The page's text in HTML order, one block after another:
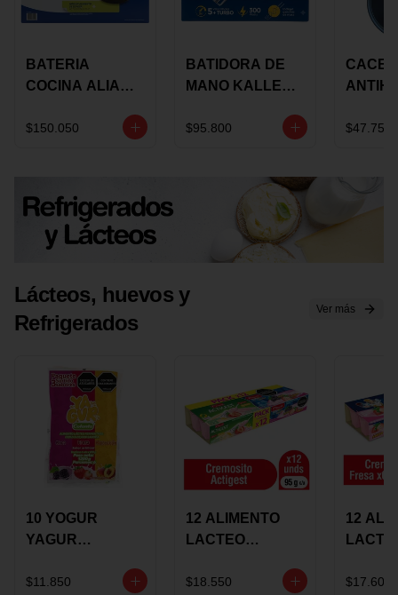
BATERIA
COCINA ALIADA
PIEZAS
$150.050
BATIDORA DE
MANO KALLEY
VELOCIDADES
$95.800
TAPA
$47.750
Lácteos, huevos y
Refrigerados
Ver más
10 YOGUR
YAGUR
150ML SURTIDO
$11.850
12 ALIMENTO
LACTEO
ALQUERIA
$18.550
12
$17.600